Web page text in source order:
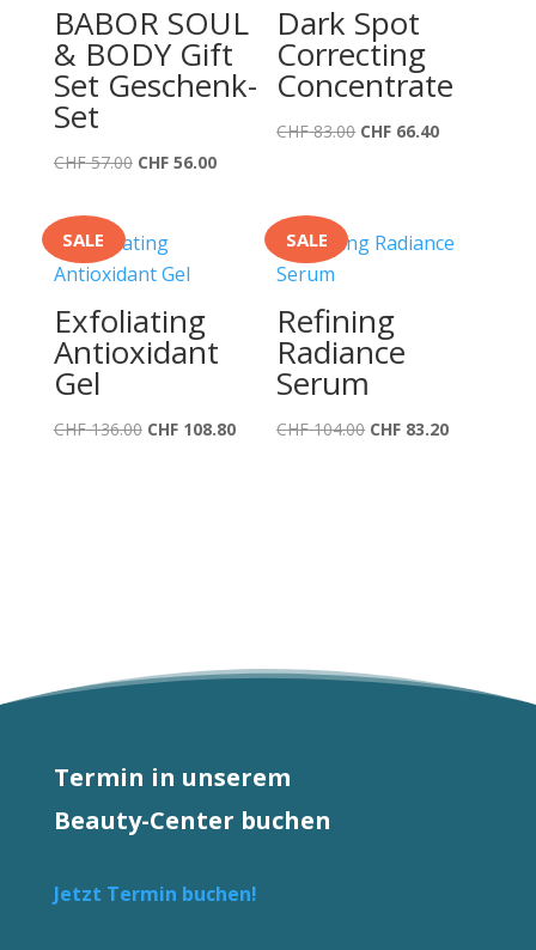
BABOR SOUL
& BODY Gift
Set Geschenk-
Set
CHF57.00 Ursprünglicher
CHF 57.00
CHF56.00Aktueller
CHF 56.00.
Dark Spot
Correcting
Concentrate
CHF83.00 Ursprünglicher
CHF 66.40Aktueller
SALE
Exfoliating
Antioxidant
Gel
CHF136.00 Ursprünglicher
CHF108.80Aktueller
SALE
Refining
Radiance
Serum
CHF104.00 Ursprünglicher
CHF 83.20Aktueller
Termin in unserem
Beauty-Center buchen
Jetzt Termin buchen!